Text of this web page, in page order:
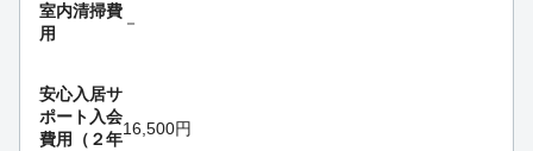
室内清掃費
用
－
安心入居サ
ポート入会
費用（２年
16,500円